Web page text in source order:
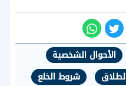
الأحوال الشخصية
شروط الخلع